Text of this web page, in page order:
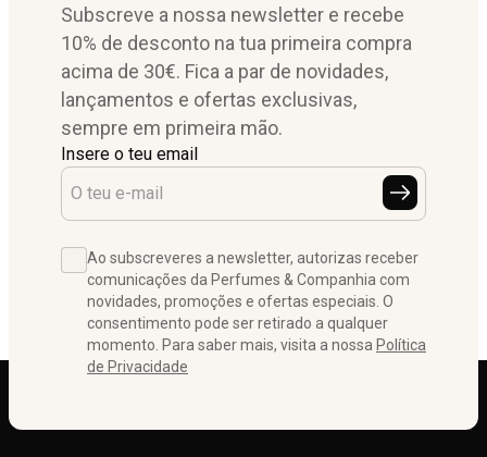
Subscreve a nossa newsletter e recebe
10% de desconto na tua primeira compra
acima de 30€. Fica a par de novidades,
lançamentos e ofertas exclusivas,
sempre em primeira mão.
Insere o teu email
Ao subscreveres a newsletter, autorizas receber
comunicações da Perfumes & Companhia com
novidades, promoções e ofertas especiais. O
consentimento pode ser retirado a qualquer
momento. Para saber mais, visita a nossa Política
de Privacidade